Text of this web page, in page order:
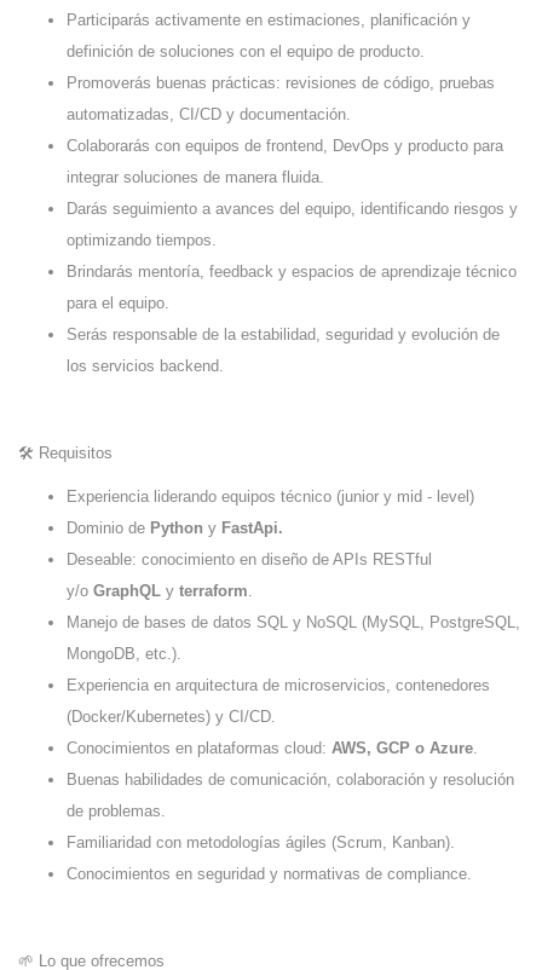
Participarás activamente en estimaciones, planificación y
definición de soluciones con el equipo de producto.
Promoverás buenas prácticas: revisiones de código, pruebas
automatizadas, CI/CD y documentación.
Colaborarás con equipos de frontend, DevOps y producto para
integrar soluciones de manera fluida.
Darás seguimiento a avances del equipo, identificando riesgos y
optimizando tiempos.
Brindarás mentoría, feedback y espacios de aprendizaje técnico
para el equipo.
Serás responsable de la estabilidad, seguridad y evolución de
los servicios backend.
🛠️ Requisitos
Experiencia liderando equipos técnico (junior y mid - level)
Dominio de Python y FastApi.
Deseable: conocimiento en diseño de APIs RESTful
y/o GraphQL y terraform.
Manejo de bases de datos SQL y NoSQL (MySQL, PostgreSQL,
MongoDB, etc.).
Experiencia en arquitectura de microservicios, contenedores
(Docker/Kubernetes) y CI/CD.
Conocimientos en plataformas cloud: AWS, GCP o Azure.
Buenas habilidades de comunicación, colaboración y resolución
de problemas.
Familiaridad con metodologías ágiles (Scrum, Kanban).
Conocimientos en seguridad y normativas de compliance.
🌱 Lo que ofrecemos